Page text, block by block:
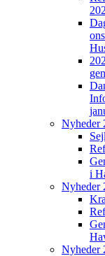
Nyheder
i
Nyheder
Nyheder